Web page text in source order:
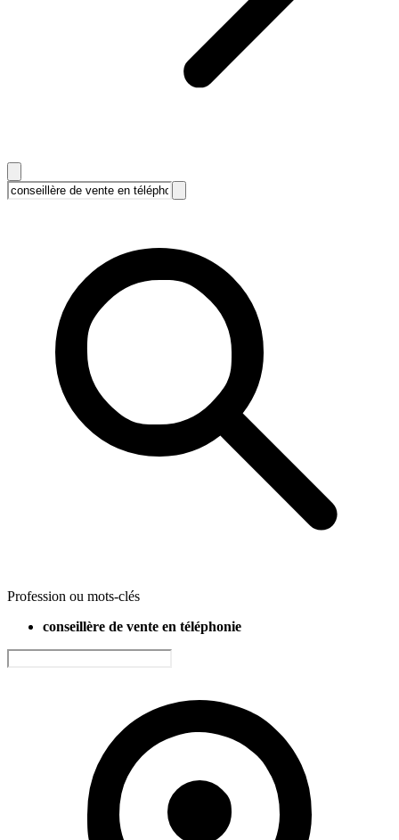
Profession ou mots-clés
conseillère de vente en téléphonie